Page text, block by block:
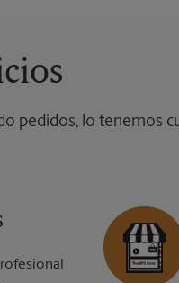
pedidos, lo tenemos